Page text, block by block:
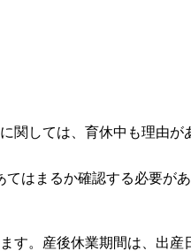
しては、育休中も理由が
はまるか確認する必要があ
。産後休業期間は、出産